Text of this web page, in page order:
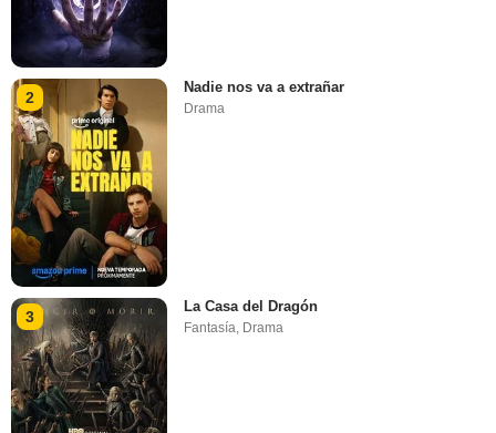
2
Nadie nos va a extrañar
Drama
3
La Casa del Dragón
Fantasía, Drama